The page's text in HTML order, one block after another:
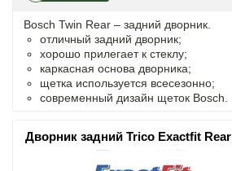
Bosch Twin Rear – задний дворник.
отличный задний дворник;
хорошо прилегает к стеклу;
каркасная основа дворника;
щетка используется всесезонно;
современный дизайн щеток Bosch.
Дворник задний Trico Exactfit Rear